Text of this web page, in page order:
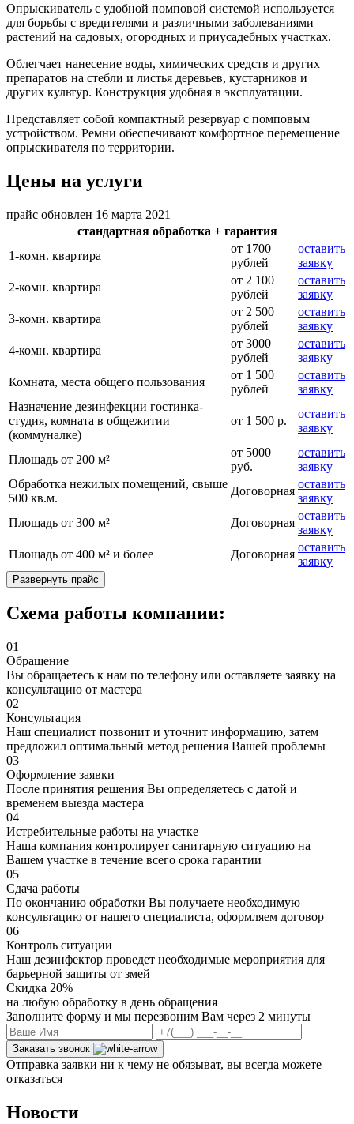
Опрыскиватель с удобной помповой системой используется
для борьбы с вредителями и различными заболеваниями
растений на садовых, огородных и приусадебных участках.
Облегчает нанесение воды, химических средств и других
препаратов на стебли и листья деревьев, кустарников и
других культур. Конструкция удобная в эксплуатации.
Представляет собой компактный резервуар с помповым
устройством. Ремни обеспечивают комфортное перемещение
опрыскивателя по территории.
Цены на услуги
прайс обновлен 16 марта 2021
стандартная обработка + гарантия
1-комн. квартира
от 1700
рублей
оставить
заявку
2-комн. квартира
от 2 100
рублей
оставить
заявку
3-комн. квартира
от 2 500
рублей
оставить
заявку
4-комн. квартира
от 3000
рублей
оставить
заявку
Комната, места общего пользования
от 1 500
рублей
оставить
заявку
Назначение дезинфекции гостинка-
студия, комната в общежитии
(коммуналке)
от 1 500 р.
оставить
заявку
Площадь от 200 м²
от 5000
руб.
оставить
заявку
Обработка нежилых помещений, свыше
500 кв.м.
Договорная
оставить
заявку
Площадь от 300 м²
Договорная
оставить
заявку
Площадь от 400 м² и более
Договорная
оставить
заявку
Развернуть прайс
Схема работы компании:
01
Обращение
Вы обращаетесь к нам по телефону или оставляете заявку на
консультацию от мастера
02
Консультация
Наш специалист позвонит и уточнит информацию, затем
предложил оптимальный метод решения Вашей проблемы
03
Оформление заявки
После принятия решения Вы определяетесь с датой и
временем выезда мастера
04
Истребительные работы на участке
Наша компания контролирует санитарную ситуацию на
Вашем участке в течение всего срока гарантии
05
Сдача работы
По окончанию обработки Вы получаете необходимую
консультацию от нашего специалиста, оформляем договор
06
Контроль ситуации
Наш дезинфектор проведет необходимые мероприятия для
барьерной защиты от змей
Скидка 20%
на любую обработку в день обращения
Заполните форму и мы перезвоним Вам через 2 минуты
Заказать звонок
Отправка заявки ни к чему не обязыват, вы всегда можете
отказаться
Новости